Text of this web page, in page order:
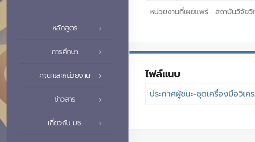
หลักสูตร
การศึกษา
คณะและหน่วยงาน
ข่าวสาร
เกี่ยวกับ มช.
หน่วยงานที่เผยแพร่ : สถาบันวิจัย
ไฟล์แนบ
ประกาศผู้ชนะ-ชุดเครื่องมือวิเ